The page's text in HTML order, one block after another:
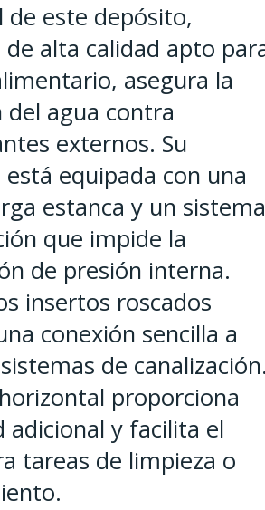
de este depósito,
alta calidad apto
asegura la
del agua contra
externos. Su
equipada con una
estanca y un sistema
que impide la
de presión interna.
insertos roscados
conexión sencilla a
de
proporciona
adicional y facilita el
tareas de limpieza o